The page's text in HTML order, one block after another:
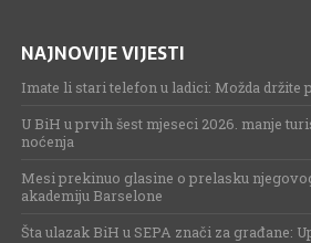
NAJNOVIJE VIJESTI
Imate li stari telefon u ladici: Možda držite
U BiH u prvih šest mjeseci 2026. manje
noćenja
Mesi prekinuo glasine o prelasku
akademiju Barselone
Šta ulazak BiH u SEPA znači za građane: